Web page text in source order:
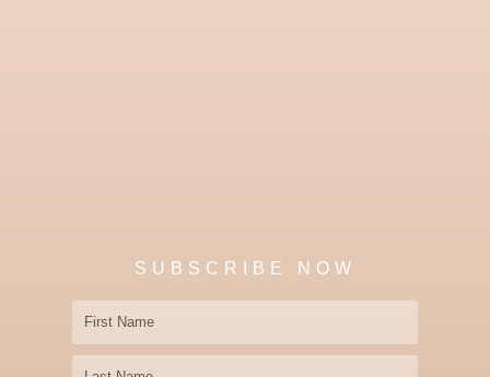
SUBSCRIBE NOW
First
Name
Last